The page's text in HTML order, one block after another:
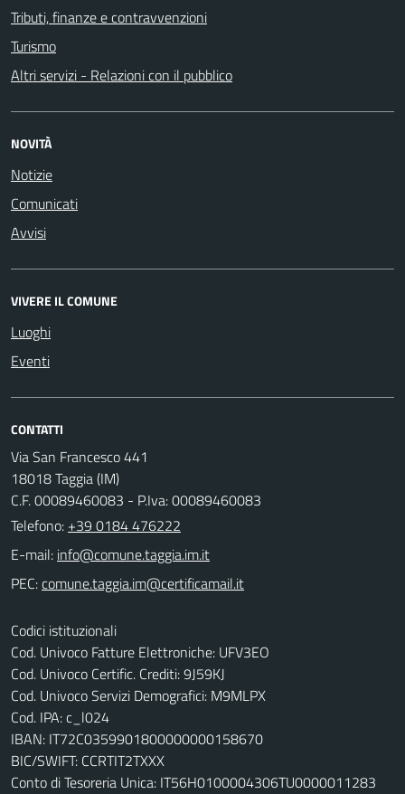
Tributi, finanze e contravvenzioni
Turismo
Altri servizi - Relazioni con il pubblico
NOVITÀ
Notizie
Comunicati
Avvisi
VIVERE IL COMUNE
Luoghi
Eventi
CONTATTI
Via San Francesco 441
18018 Taggia (IM)
C.F. 00089460083 - P.Iva: 00089460083
Telefono: +39 0184 476222
E-mail:
PEC:
Codici istituzionali
Cod. Univoco Fatture Elettroniche: UFV3EO
Cod. Univoco Certific. Crediti: 9J59KJ
Cod. Univoco Servizi Demografici: M9MLPX
Cod. IPA: c_l024
IBAN: IT72C0359901800000000158670
BIC/SWIFT: CCRTIT2TXXX
Conto di Tesoreria Unica: IT56H0100004306TU0000011283